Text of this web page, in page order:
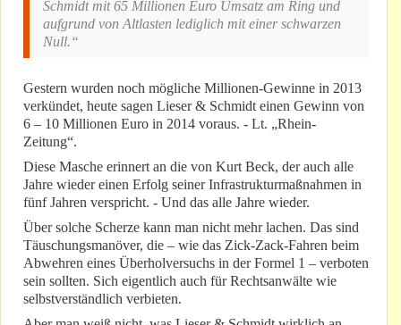
Schmidt mit 65 Millionen Euro Umsatz am Ring und
aufgrund von Altlasten lediglich mit einer schwarzen
Null.“
Gestern wurden noch mögliche Millionen-Gewinne in 2013
verkündet, heute sagen Lieser & Schmidt einen Gewinn von
6 – 10 Millionen Euro in 2014 voraus. - Lt. „Rhein-
Zeitung“.
Diese Masche erinnert an die von Kurt Beck, der auch alle
Jahre wieder einen Erfolg seiner Infrastrukturmaßnahmen in
fünf Jahren verspricht. - Und das alle Jahre wieder.
Über solche Scherze kann man nicht mehr lachen. Das sind
Täuschungsmanöver, die – wie das Zick-Zack-Fahren beim
Abwehren eines Überholversuchs in der Formel 1 – verboten
sein sollten. Sich eigentlich auch für Rechtsanwälte wie
selbstverständlich verbieten.